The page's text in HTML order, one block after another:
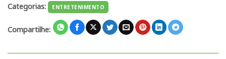
Categorias: ENTRETENIMENTO
Compartilhe: